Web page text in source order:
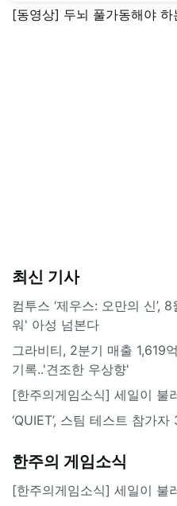
[동영상] 두뇌 풀가동해야 하
최신 기사
컴투스 ‘제우스: 오만의 신’,
워' 아성 넘본다
그라비티, 2분기 매출 1,619
기록..'견조한 우상향'
[한주의게임소식] 세일이 불
‘QUIET’, 스팀 테스트 참가
한주의 게임소식
[한주의게임소식] 세일이 불